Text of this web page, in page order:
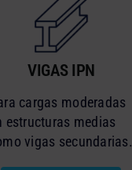
VIGAS IPN
cargas moderadas
estructuras medias
vigas secundarias.